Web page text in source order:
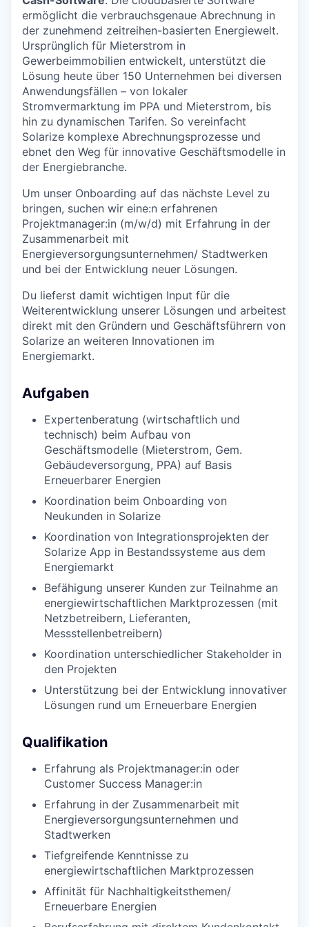
ermöglicht die verbrauchsgenaue Abrechnung in
der zunehmend zeitreihen-basierten Energiewelt.
Ursprünglich für Mieterstrom in
Gewerbeimmobilien entwickelt, unterstützt die
Lösung heute über 150 Unternehmen bei diversen
Anwendungsfällen – von lokaler
Stromvermarktung im PPA und Mieterstrom, bis
hin zu dynamischen Tarifen. So vereinfacht
Solarize komplexe Abrechnungsprozesse und
ebnet den Weg für innovative Geschäftsmodelle in
der Energiebranche.
Um unser Onboarding auf das nächste Level zu
bringen, suchen wir eine:n erfahrenen
Projektmanager:in (m/w/d) mit Erfahrung in der
Zusammenarbeit mit
Energieversorgungsunternehmen/ Stadtwerken
und bei der Entwicklung neuer Lösungen.
Du lieferst damit wichtigen Input für die
Weiterentwicklung unserer Lösungen und arbeitest
direkt mit den Gründern und Geschäftsführern von
Solarize an weiteren Innovationen im
Energiemarkt.
Aufgaben
Expertenberatung (wirtschaftlich und
technisch) beim Aufbau von
Geschäftsmodelle (Mieterstrom, Gem.
Gebäudeversorgung, PPA) auf Basis
Erneuerbarer Energien
Koordination beim Onboarding von
Neukunden in Solarize
Koordination von Integrationsprojekten der
Solarize App in Bestandssysteme aus dem
Energiemarkt
Befähigung unserer Kunden zur Teilnahme an
energiewirtschaftlichen Marktprozessen (mit
Netzbetreibern, Lieferanten,
Messstellenbetreibern)
Koordination unterschiedlicher Stakeholder in
den Projekten
Unterstützung bei der Entwicklung innovativer
Lösungen rund um Erneuerbare Energien
Qualifikation
Erfahrung als Projektmanager:in oder
Customer Success Manager:in
Erfahrung in der Zusammenarbeit mit
Energieversorgungsunternehmen und
Stadtwerken
Tiefgreifende Kenntnisse zu
energiewirtschaftlichen Marktprozessen
Affinität für Nachhaltigkeitsthemen/
Erneuerbare Energien